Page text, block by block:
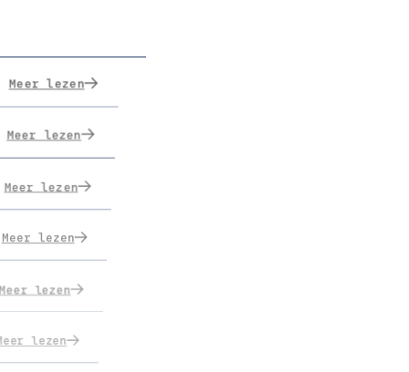
Meer lezen
Meer lezen
Meer lezen
Meer lezen
Meer lezen
lezen